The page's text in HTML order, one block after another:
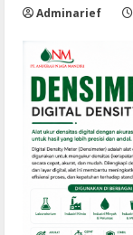
Adminarief